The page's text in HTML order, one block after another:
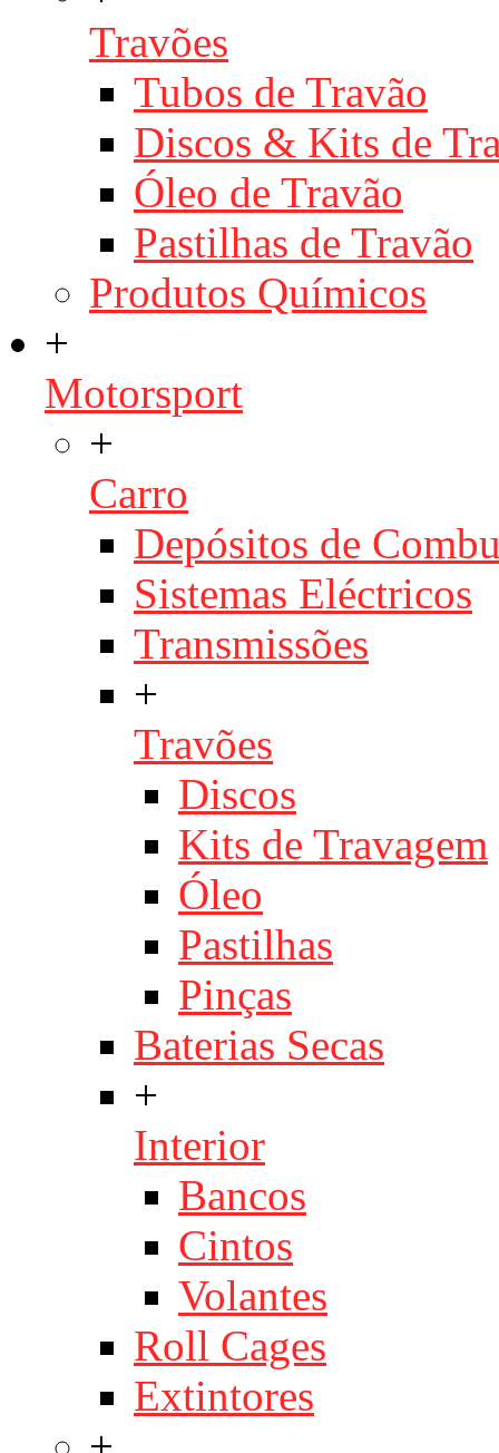
Travões
Tubos de Travão
Discos & Kits de
Óleo de Travão
Pastilhas de Travão
Produtos Químicos
+
Motorsport
+
Carro
Depósitos de
Sistemas Eléctricos
Transmissões
+
Travões
Discos
Kits de Travagem
Óleo
Pastilhas
Pinças
Baterias Secas
+
Interior
Bancos
Cintos
Volantes
Roll Cages
Extintores